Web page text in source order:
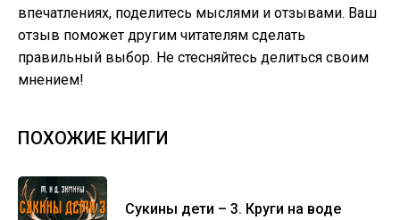
впечатлениях, поделитесь мыслями и отзывами. Ваш
отзыв поможет другим читателям сделать
правильный выбор. Не стесняйтесь делиться своим
мнением!
ПОХОЖИЕ КНИГИ
Сукины дети – 3. Круги на воде